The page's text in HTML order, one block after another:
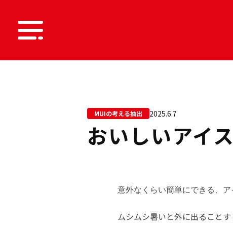
MUIの考える抽出 2025.6.7
おいしいアイ
意外なくらい簡単にできる、
ムシムシ暑いと外に出ること